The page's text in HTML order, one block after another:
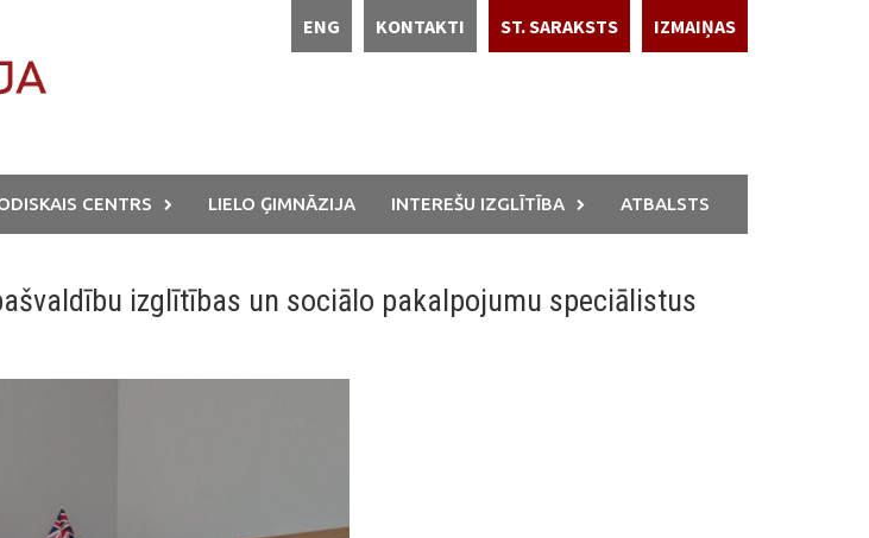
IZMAIŅAS
ST. SARAKSTS
KONTAKTI
ENG
CENTRS LIELO ĢIMNĀZIJA INTEREŠU IZGLĪTĪBA ATBALSTS
izglītības un sociālo pakalpojumu speciālistus